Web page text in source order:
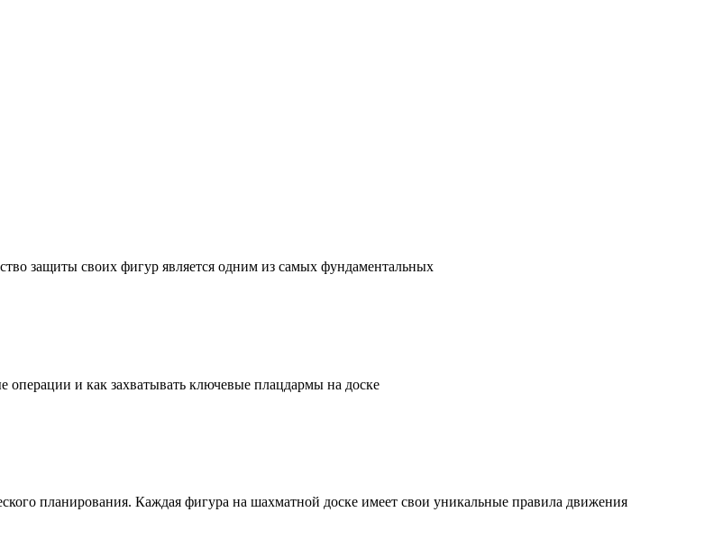
защиты своих фигур является одним из самых фундаментальных
операции и как захватывать ключевые плацдармы на доске
планирования. Каждая фигура на шахматной доске имеет свои уникальные правила движения